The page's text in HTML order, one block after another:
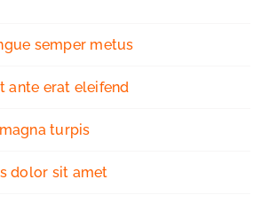
semper metus
ante erat eleifend
turpis
dolor sit amet